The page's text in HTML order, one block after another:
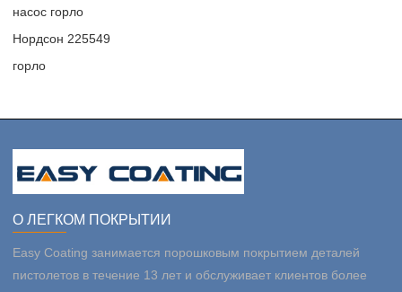
насос горло
Нордсон 225549
горло
О ЛЕГКОМ ПОКРЫТИИ
Easy Coating занимается порошковым покрытием деталей
пистолетов в течение 13 лет и обслуживает клиентов более